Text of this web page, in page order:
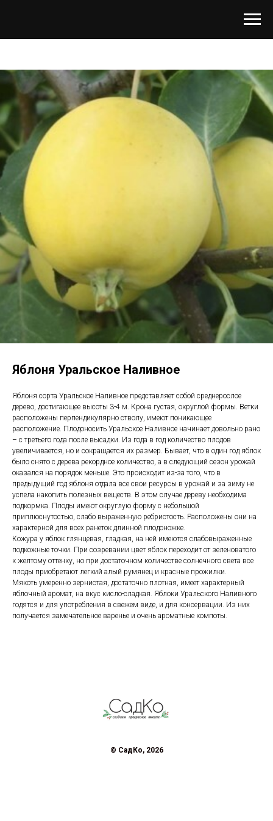
Яблоня Уральское Наливное
Яблоня сорта Уральское Наливное представляет собой среднерослое
дерево, достигающее высоты 3-4 м. Крона густая, округлой формы. Ветки
расположены перпендикулярно стволу, имеют поникающее
расположение. Плодоносить Уральское Наливное начинает довольно рано
– с третьего года после высадки. Из года в год количество плодов
увеличивается, но и сокращается их размер. Бывает, что в один год яблок
было снято с дерева рекордное количество, а в следующий сезон урожай
оказался на порядок меньше. Это происходит из-за того, что в
предыдущий год яблоня отдала все свои ресурсы в урожай и за зиму не
успела накопить полезных веществ. В этом случае дереву необходима
подкормка. Плоды имеют округлую форму с небольшой
приплюснутостью, слабо выраженную ребристость. Расположены они на
характерной для всех ранеток длинной плодоножке.
Кожура у яблок глянцевая, гладкая, на ней имеются слабовыраженные
подкожные точки. При созревании цвет яблок переходит от зеленоватого
к желтому оттенку, но при достаточном количестве солнечного света все
плоды приобретают легкий алый румянец и красные прожилки.
Мякоть умеренно зернистая, достаточно плотная, имеет характерный
яблочный аромат, на вкус кисло-сладкая. Яблоки Уральского Наливного
годятся и для употребления в свежем виде, и для консервации. Из них
получается замечательное варенье и очень ароматные компоты.
© СадКо, 2026